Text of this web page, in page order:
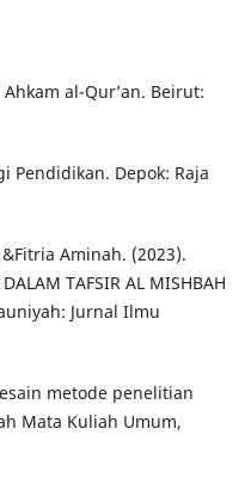
al-Qur’an. Beirut:
Pendidikan. Depok: Raja
Aminah. (2023).
TAFSIR AL MISHBAH
Jurnal Ilmu
metode penelitian
Mata Kuliah Umum,